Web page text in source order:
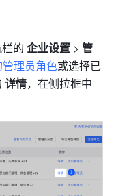
栏的 企业设置 > 管
理员角色或选择已
详情，在侧拉框中